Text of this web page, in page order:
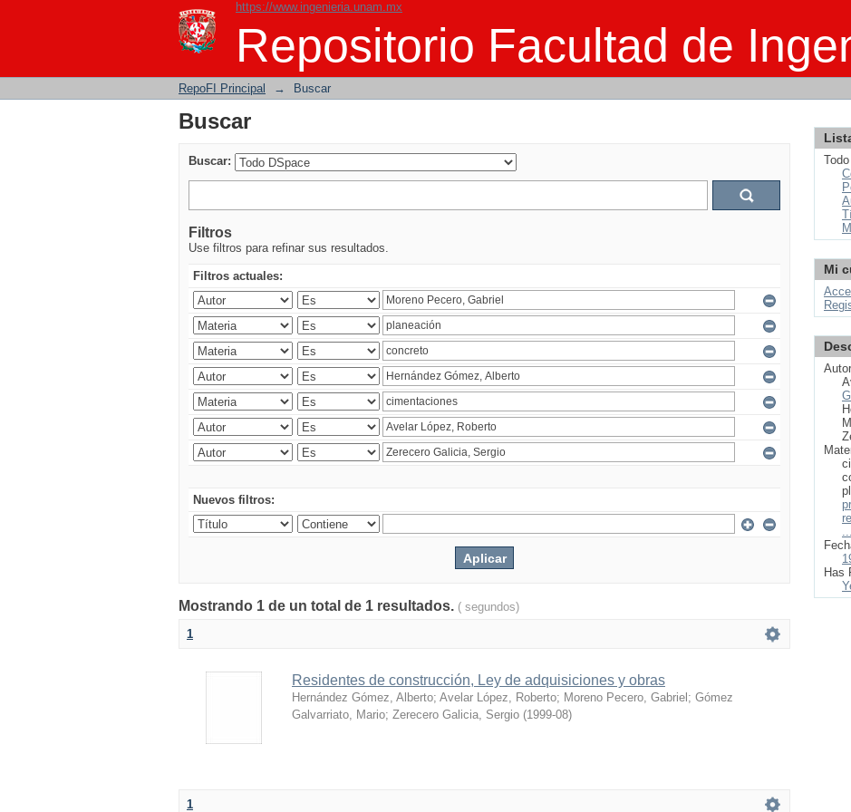
https://www.ingenieria.unam.mx
Repositorio Facultad de
Buscar
RepoFI Principal → Buscar
Buscar
Buscar:
Filtros
Use filtros para refinar sus resultados.
Filtros actuales:
Nuevos filtros:
Mostrando 1 de un total de 1 resultados. ( segundos)
1
Residentes de construcción, Ley de adquisiciones y obras
Hernández Gómez, Alberto; Avelar López, Roberto; Moreno Pecero, Gabriel ; Gómez
Galvarriato, Mario; Zerecero Galicia, Sergio (1999-08)
1
Mi
Autor
Has